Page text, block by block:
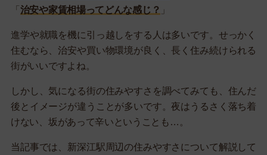
「 治安や家賃相場ってどんな感じ？ 」
進学や就職を機に引っ越しをする人は多いです。せっかく
住むなら、治安や買い物環境が良く、長く住み続けられる
街がいいですよね。
しかし、気になる街の住みやすさを調べてみても、住んだ
後とイメージが違うことが多いです。夜はうるさく落ち着
けない、坂があって辛いということも…。
当記事では、新深江駅周辺の住みやすさについて解説して